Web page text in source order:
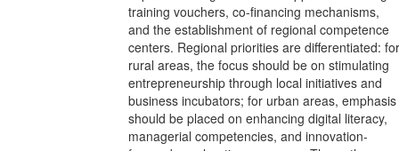
training vouchers, co-financing mechanisms,
and the establishment of regional competence
centers. Regional priorities are differentiated: for
rural areas, the focus should be on stimulating
entrepreneurship through local initiatives and
business incubators; for urban areas, emphasis
should be placed on enhancing digital literacy,
managerial competencies, and innovation-